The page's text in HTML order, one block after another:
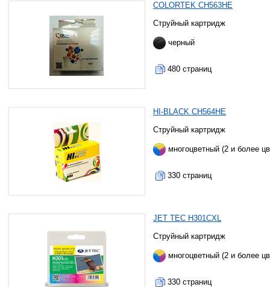
COLORTEK CH563HE
Струйный картридж
черный
480 страниц
HI-BLACK CH564HE
Струйный картридж
многоцветный (2 и более
330 страниц
JET TEC H301CXL
Струйный картридж
многоцветный (2 и более
330 страниц